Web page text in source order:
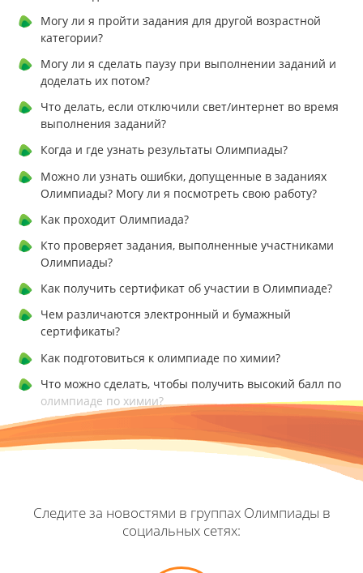
Могу ли я пройти задания для другой возрастной
категории?
Могу ли я сделать паузу при выполнении заданий и
доделать их потом?
Что делать, если отключили свет/интернет во время
выполнения заданий?
Когда и где узнать результаты Олимпиады?
Можно ли узнать ошибки, допущенные в заданиях
Олимпиады? Могу ли я посмотреть свою работу?
Как проходит Олимпиада?
Кто проверяет задания, выполненные участниками
Олимпиады?
Как получить сертификат об участии в Олимпиаде?
Чем различаются электронный и бумажный
сертификаты?
Как подготовиться к олимпиаде по химии?
Что можно сделать, чтобы получить высокий балл по
олимпиаде по химии?
Следите за новостями в группах Олимпиады в
социальных сетях: